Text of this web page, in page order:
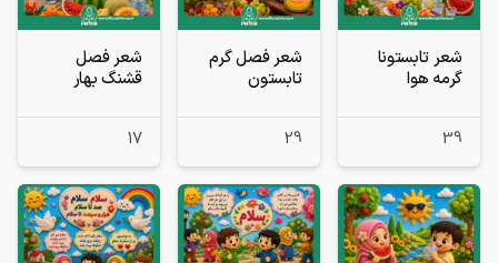
شعر تابستونا
گرمه هوا
39
شعر فصل گرم
تابستون
29
شعر فصل
قشنگ بهار
17